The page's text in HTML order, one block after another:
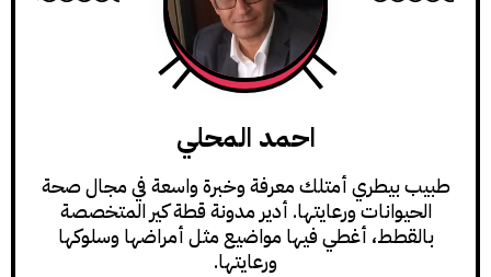
احمد المحلي
طبيب بيطري أمتلك معرفة وخبرة واسعة في مجال صحة
الحيوانات ورعايتها. أدير مدونة قطة كير المتخصصة
بالقطط، أغطي فيها مواضيع مثل أمراضها وسلوكها
ورعايتها.